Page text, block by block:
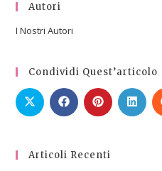
Autori
I Nostri Autori
Condividi Quest’articolo
Articoli Recenti